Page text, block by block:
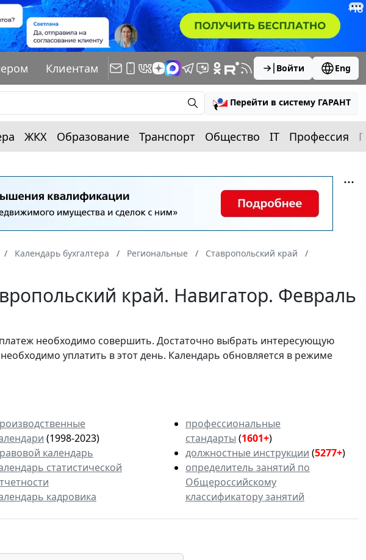
Клиентам Войти Eng
Перейти в систему ГАРАНТ
ЖКХ Образование Транспорт Общество IT Профессия
Календарь бухгалтера Региональные
Ставропольский край
край. Навигатор. Февраль
платеж необходимо совершить. Достаточно выбрать интересующую
уплатить в этот день. Календарь обновляется в режиме
(1998-2023)
календарь
статистической
кадровика
профессиональные
стандарты (1601+)
должностные инструкции (5277+)
определитель занятий по
Общероссийскому
классификатору занятий